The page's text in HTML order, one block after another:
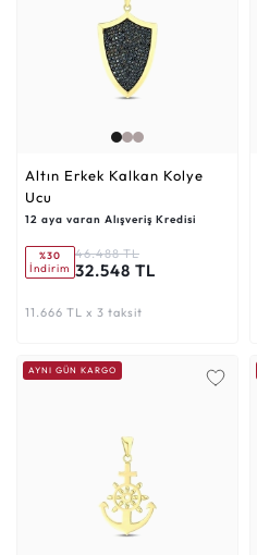
Altın Erkek Kalkan Kolye
Ucu
12 aya varan Alışveriş Kredisi
%30
İndirim
46.488 TL
32.548 TL
11.666 TL x 3 taksit
AYNI GÜN KARGO